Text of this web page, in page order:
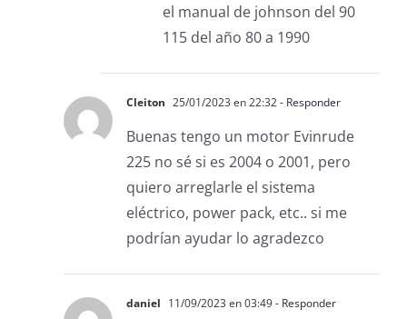
el manual de johnson del 90
115 del año 80 a 1990
Cleiton 25/01/2023 en 22:32- Responder
Buenas tengo un motor Evinrude
225 no sé si es 2004 o 2001, pero
quiero arreglarle el sistema
eléctrico, power pack, etc.. si me
podrían ayudar lo agradezco
daniel 11/09/2023 en 03:49- Responder